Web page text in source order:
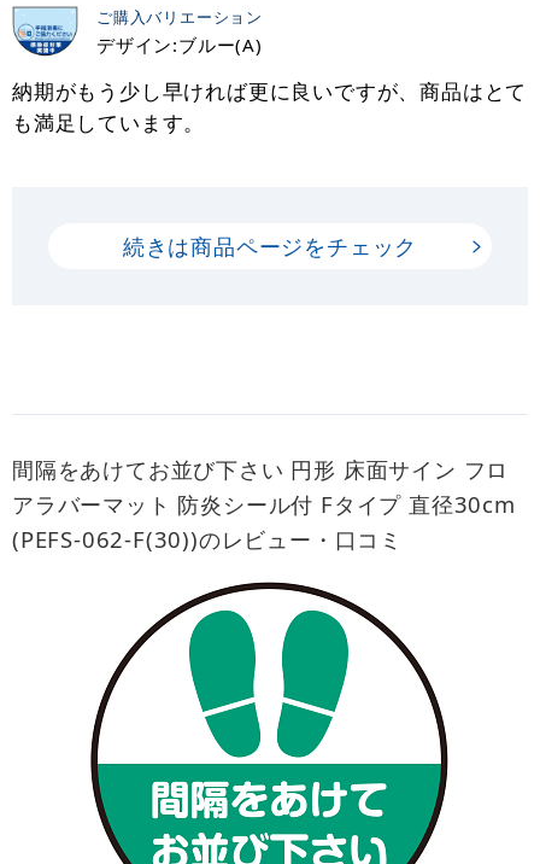
ご購入バリエーション
デザイン:ブルー(A)
納期がもう少し早ければ更に良いですが、商品はとて
も満足しています。
続きは商品ページをチェック
間隔をあけてお並び下さい 円形 床面サイン フロ
アラバーマット 防炎シール付 Fタイプ 直径30cm
(PEFS-062-F(30))のレビュー・口コミ